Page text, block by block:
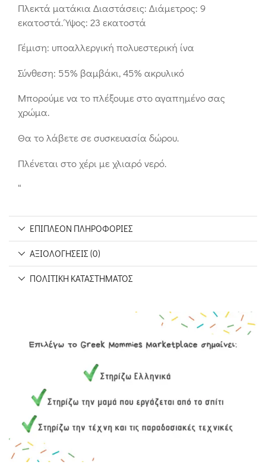
Πλεκτά ματάκια Διαστάσεις: Διάμετρος: 9
εκατοστά. Ύψος: 23 εκατοστά
Γέμιση: υποαλλεργική πολυεστερική ίνα
Σύνθεση: 55% βαμβάκι, 45% ακρυλικό
Μπορούμε να το πλέξουμε στο αγαπημένο σας
χρώμα.
Θα το λάβετε σε συσκευασία δώρου.
Πλένεται στο χέρι με χλιαρό νερό.
“
ΕΠΙΠΛΈΟΝ ΠΛΗΡΟΦΟΡΊΕΣ
ΑΞΙΟΛΟΓΉΣΕΙΣ (0)
ΠΟΛΙΤΙΚΉ ΚΑΤΑΣΤΉΜΑΤΟΣ